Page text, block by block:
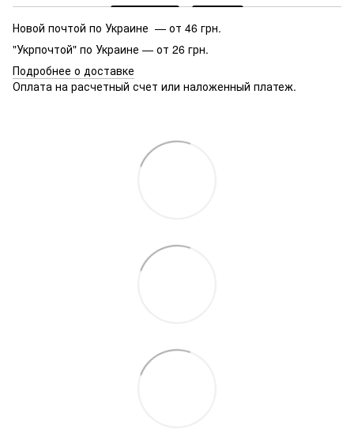
Новой почтой по Украине — от 46 грн.
"Укрпочтой" по Украине — от 26 грн.
Подробнее о доставке
Оплата на расчетный счет или наложенный платеж.